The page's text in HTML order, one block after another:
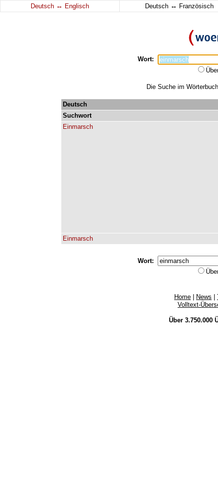
Deutsch ↔ Englisch Deutsch ↔ Französisch
Wort:
Die Suche im
Deutsch
Suchwort
Einmarsch
Einmarsch
Wort:
Home News
Volltext-
Über 3.750.000